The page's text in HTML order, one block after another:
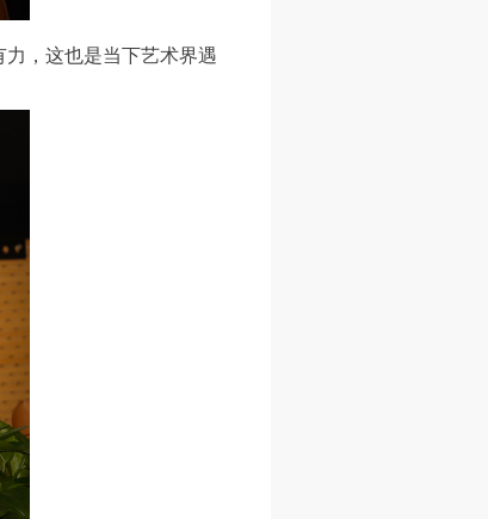
，这也是当下艺术界遇